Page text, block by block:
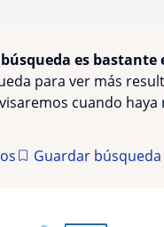
es bastante
para ver más
cuando haya
Guardar búsqueda